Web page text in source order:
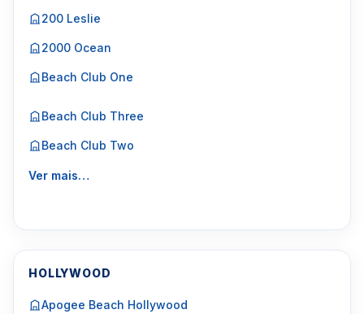
200 Leslie
2000 Ocean
Beach Club One
Beach Club Three
Beach Club Two
Ver mais…
HOLLYWOOD
Apogee Beach Hollywood